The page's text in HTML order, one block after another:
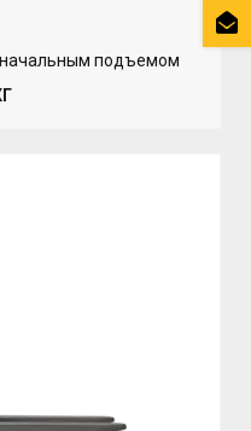
начальным подъемом